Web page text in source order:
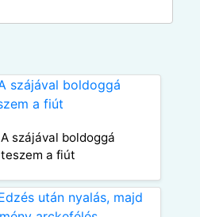
A szájával boldoggá
teszem a fiút